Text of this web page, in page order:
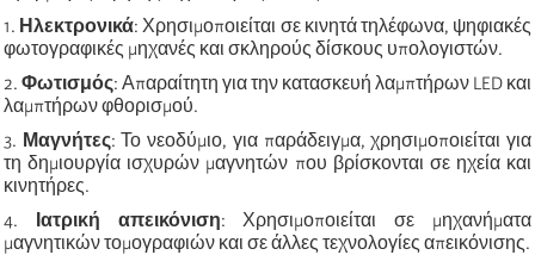
1. Ηλεκτρονικά: Χρησιμοποιείται σε κινητά τηλέφωνα, ψηφιακές
φωτογραφικές μηχανές και σκληρούς δίσκους υπολογιστών.
2. Φωτισμός: Απαραίτητη για την κατασκευή λαμπτήρων LED και
λαμπτήρων φθορισμού.
3. Μαγνήτες: Το νεοδύμιο, για παράδειγμα, χρησιμοποιείται για
τη δημιουργία ισχυρών μαγνητών που βρίσκονται σε ηχεία και
κινητήρες.
4.
Ιατρική απεικόνιση: Χρησιμοποιείται σε μηχανήματα
μαγνητικών τομογραφιών και σε άλλες τεχνολογίες απεικόνισης.